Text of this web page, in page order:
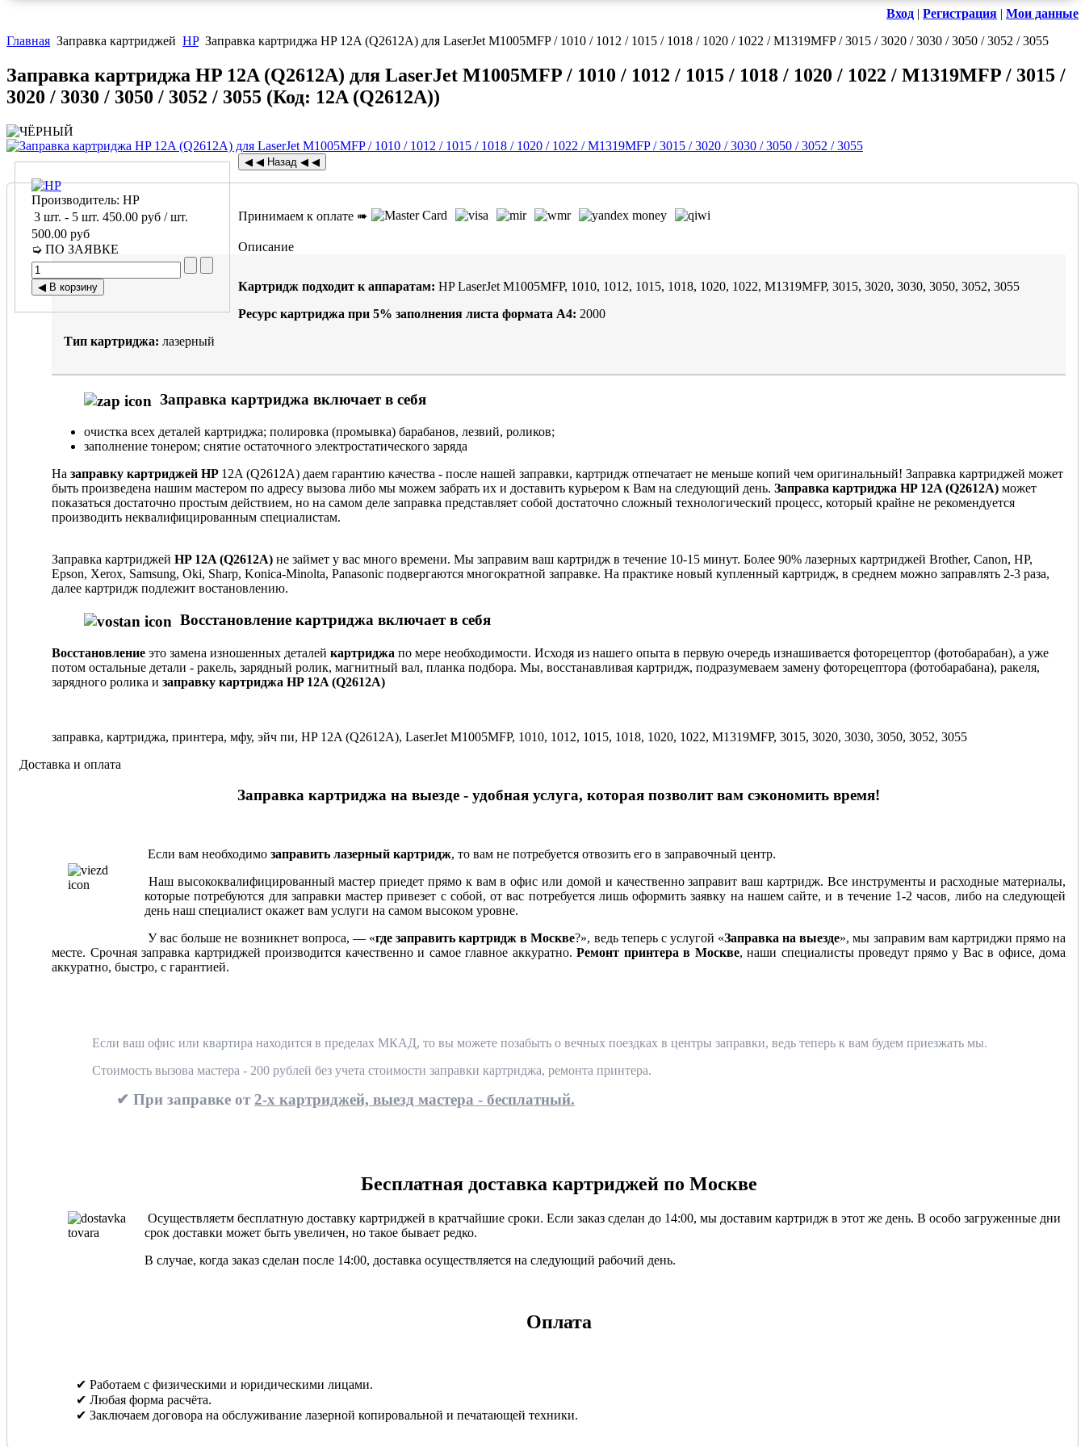
Вход | Регистрация | Мои данные
Главная Заправка картриджей HP Заправка картриджа HP 12A (Q2612A) для LaserJet M1005MFP / 1010 / 1012 / 1015 / 1018 / 1020 / 1022 / M1319MFP / 3015 / 3020 / 3030 / 3050 / 3052 / 3055
Заправка картриджа HP 12A (Q2612A) для LaserJet M1005MFP / 1010 / 1012 / 1015 / 1018 / 1020 / 1022 / M1319MFP / 3015 /
3020 / 3030 / 3050 / 3052 / 3055 (Код: 12A (Q2612A))
Производитель: HP
3 шт. - 5 шт. 450.00 руб / шт.
500.00 руб
➭ ПО ЗАЯВКЕ
Принимаем к оплате ➠
Описание
Картридж подходит к аппаратам: HP LaserJet M1005MFP, 1010, 1012, 1015, 1018, 1020, 1022, M1319MFP, 3015, 3020, 3030, 3050, 3052, 3055
Ресурс картриджа при 5% заполнения листа формата А4: 2000
Тип картриджа: лазерный
Заправка картриджа включает в себя
очистка всех деталей картриджа; полировка (промывка) барабанов, лезвий, роликов;
заполнение тонером; снятие остаточного электростатического заряда
На заправку картриджей HP 12A (Q2612A) даем гарантию качества - после нашей заправки, картридж отпечатает не меньше копий чем оригинальный! Заправка картриджей может
быть произведена нашим мастером по адресу вызова либо мы можем забрать их и доставить курьером к Вам на следующий день. Заправка картриджа HP 12A (Q2612A) может
показаться достаточно простым действием, но на самом деле заправка представляет собой достаточно сложный технологический процесс, который крайне не рекомендуется
производить неквалифицированным специалистам.
Заправка картриджей HP 12A (Q2612A) не займет у вас много времени. Мы заправим ваш картридж в течение 10-15 минут. Более 90% лазерных картриджей Brother, Canon, HP,
Epson, Xerox, Samsung, Oki, Sharp, Konica-Minolta, Panasonic подвергаются многократной заправке. На практике новый купленный картридж, в среднем можно заправлять 2-3 раза,
далее картридж подлежит востановлению.
Восстановление картриджа включает в себя
Восстановление это замена изношенных деталей картриджа по мере необходимости. Исходя из нашего опыта в первую очередь изнашивается фоторецептор (фотобарабан), а уже
потом остальные детали - ракель, зарядный ролик, магнитный вал, планка подбора. Мы, восстанавливая картридж, подразумеваем замену фоторецептора (фотобарабана), ракеля,
зарядного ролика и заправку картриджа HP 12A (Q2612A)
заправка, картриджа, принтера, мфу, эйч пи, HP 12A (Q2612A), LaserJet M1005MFP, 1010, 1012, 1015, 1018, 1020, 1022, M1319MFP, 3015, 3020, 3030, 3050, 3052, 3055
Доставка и оплата
Заправка картриджа на выезде - удобная услуга, которая позволит вам сэкономить время!
Если вам необходимо заправить лазерный картридж, то вам не потребуется отвозить его в заправочный центр.
Наш высококвалифицированный мастер приедет прямо к вам в офис или домой и качественно заправит ваш картридж. Все инструменты и расходные материалы,
которые потребуются для заправки мастер привезет с собой, от вас потребуется лишь оформить заявку на нашем сайте, и в течение 1-2 часов, либо на следующей
день наш специалист окажет вам услуги на самом высоком уровне.
У вас больше не возникнет вопроса, — «где заправить картридж в Москве?», ведь теперь с услугой «Заправка на выезде», мы заправим вам картриджи прямо на
месте. Срочная заправка картриджей производится качественно и самое главное аккуратно. Ремонт принтера в Москве, наши специалисты проведут прямо у Вас в офисе, дома
аккуратно, быстро, с гарантией.
Если ваш офис или квартира находится в пределах МКАД, то вы можете позабыть о вечных поездках в центры заправки, ведь теперь к вам будем приезжать мы.
Стоимость вызова мастера - 200 рублей без учета стоимости заправки картриджа, ремонта принтера.
✔ При заправке от 2-х картриджей, выезд мастера - бесплатный.
Бесплатная доставка картриджей по Москве
Осуществляетм бесплатную доставку картриджей в кратчайшие сроки. Если заказ сделан до 14:00, мы доставим картридж в этот же день. В особо загруженные дни
срок доставки может быть увеличен, но такое бывает редко.
В случае, когда заказ сделан после 14:00, доставка осуществляется на следующий рабочий день.
Оплата
✔ Работаем с физическими и юридическими лицами.
✔ Любая форма расчёта.
✔ Заключаем договора на обслуживание лазерной копировальной и печатающей техники.